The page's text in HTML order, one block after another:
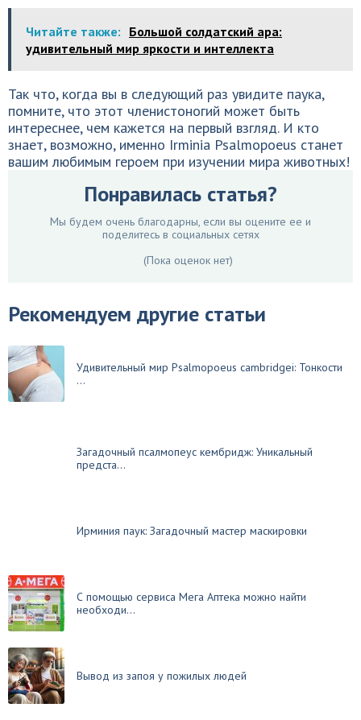
Читайте также: Большой солдатский ара:
удивительный мир яркости и интеллекта
Так что, когда вы в следующий раз увидите паука,
помните, что этот членистоногий может быть
интереснее, чем кажется на первый взгляд. И кто
знает, возможно, именно Irminia Psalmopoeus станет
вашим любимым героем при изучении мира животных!
Понравилась статья?
Мы будем очень благодарны, если вы оцените ее и
поделитесь в социальных сетях
(Пока оценок нет)
Рекомендуем другие статьи
Удивительный мир Psalmopoeus cambridgei: Тонкости
...
Загадочный псалмопеус кембридж: Уникальный
предста...
Ирминия паук: Загадочный мастер маскировки
С помощью сервиса Мега Аптека можно найти
необходи...
Вывод из запоя у пожилых людей